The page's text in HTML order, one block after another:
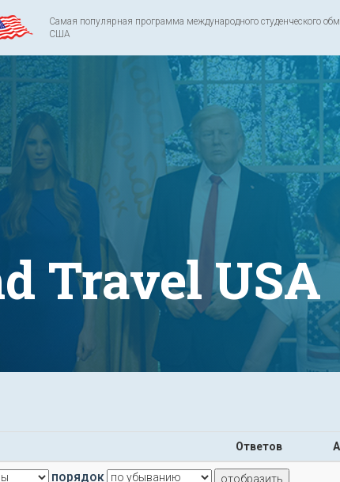
Самая популярная программа международного студенческого
США
Travel USA
порядок
Ответов